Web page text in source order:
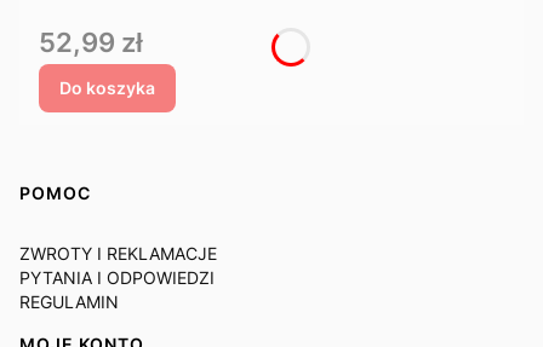
Cena
52,99 zł
Do koszyka
Linki w stopce
POMOC
ZWROTY I REKLAMACJE
PYTANIA I ODPOWIEDZI
REGULAMIN